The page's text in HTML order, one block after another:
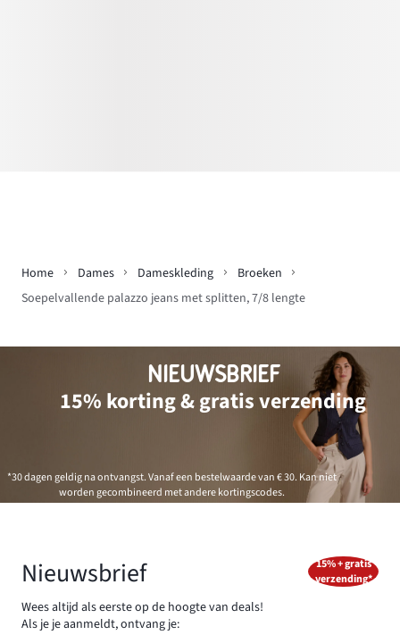
Home Dames Dameskleding
Broeken
Soepelvallende palazzo jeans met splitten, 7/8 lengte
NIEUWSBRIEF
15% korting & gratis verzending
*30 dagen geldig na ontvangst. Vanaf een bestelwaarde van € 30. Kan niet
worden gecombineerd met andere kortingscodes.
Nieuwsbrief
Wees altijd als eerste op de hoogte van deals!
Als je je aanmeldt, ontvang je:
15% + gratis
verzending*